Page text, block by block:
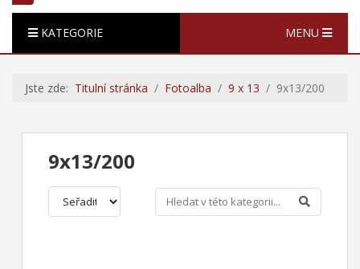
KATEGORIE MENU
Jste zde: Titulní stránka Fotoalba 9 x 13 9x13/200
9x13/200